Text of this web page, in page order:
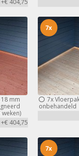
+€ 404,75
mm
+€ 404,75
7x
onbehandeld
7x
7x